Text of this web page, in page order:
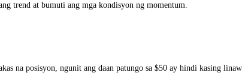
trend at bumuti ang mga kondisyon ng momentum.
na posisyon, ngunit ang daan patungo sa $50 ay hindi kasing